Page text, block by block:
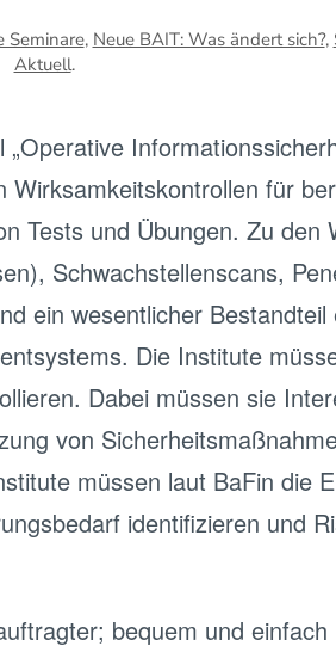
Seminare, Neue BAIT: Was ändert sich?,
Aktuell.
für
Tests und Übungen. Zu den
Schwachstellenscans,
ein wesentlicher
Die Institute
Dabei müssen sie
von
müssen laut BaFin die
identifizieren und
bequem und einfach